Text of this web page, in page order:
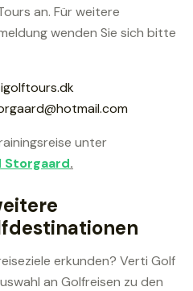
an. Für weitere
wenden Sie sich bitte
unter
Storgaard.
erkunden? Verti Golf
an Golfreisen zu den